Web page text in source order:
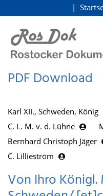
zum Inhalt
PDF Download
Karl XII., Schweden, König
C. L. M. v. d. Lühne
Bernhard Christoph Jäger
C. Lillieström
Von Ihro